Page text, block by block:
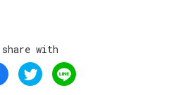
share with